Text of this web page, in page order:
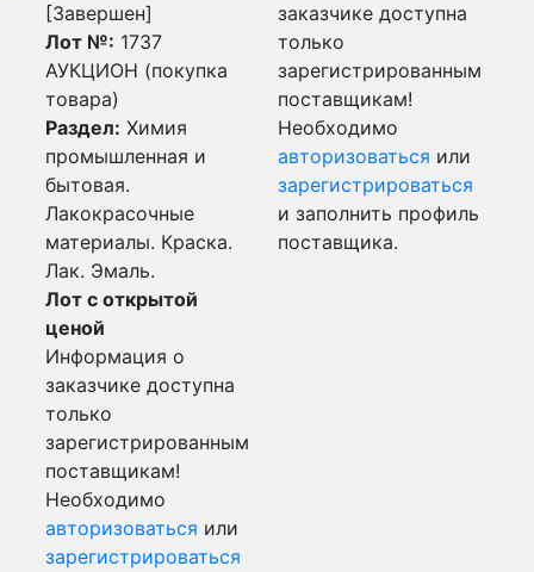
[Завершен]
Лот №: 1737
АУКЦИОН (покупка
товара)
Раздел: Химия
промышленная и
бытовая.
Лакокрасочные
материалы. Краска.
Лак. Эмаль.
Лот с открытой
ценой
Информация о
заказчике доступна
только
зарегистрированным
поставщикам!
Необходимо
авторизоваться или
зарегистрироваться
заказчике доступна
только
зарегистрированным
поставщикам!
Необходимо
авторизоваться или
зарегистрироваться
и заполнить профиль
поставщика.